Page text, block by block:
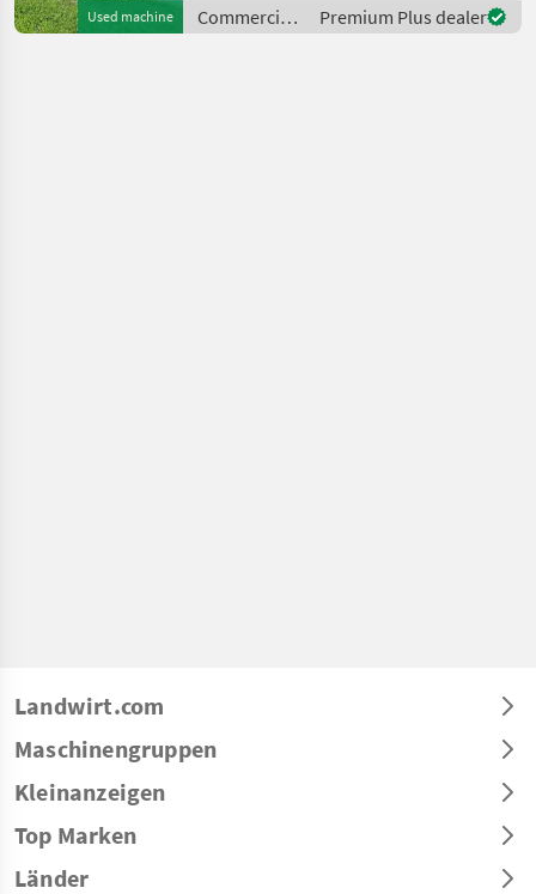
Used machine
( 3x Ste
Commercial
vehicles /
Premium Plus dealer
Landwirt.com
Maschinengruppen
Kleinanzeigen
Top Marken
Länder